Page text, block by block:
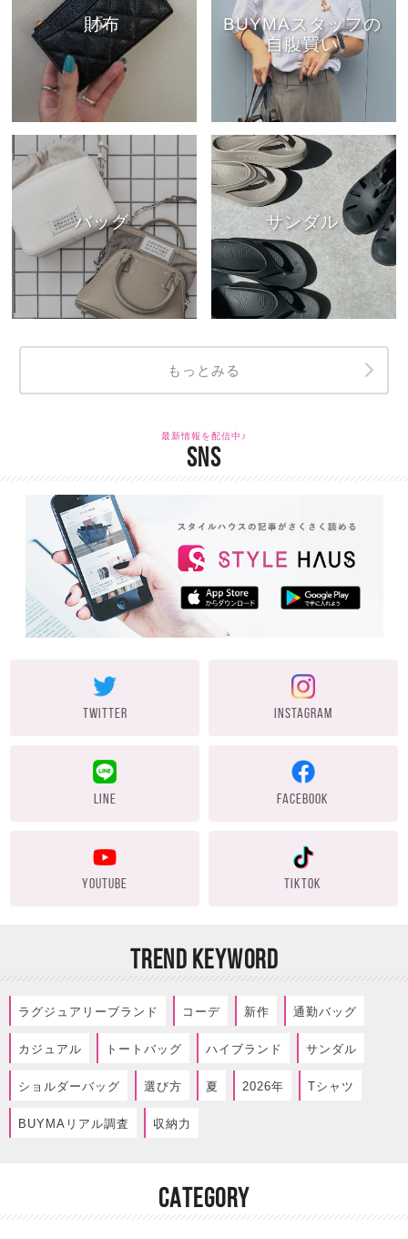
財布
BUYMAスタッフの
自腹買い
バッグ サンダル
もっとみる
最新情報を配信中♪
SNS
TWITTER INSTAGRAM
LINE FACEBOOK
YOUTUBE TIKTOK
TREND KEYWORD
ラグジュアリーブランド コーデ 新作 通勤バッグ
カジュアル トートバッグ ハイブランド サンダル
ショルダーバッグ 選び方 夏 2026年 Tシャツ
BUYMAリアル調査 収納力
CATEGORY